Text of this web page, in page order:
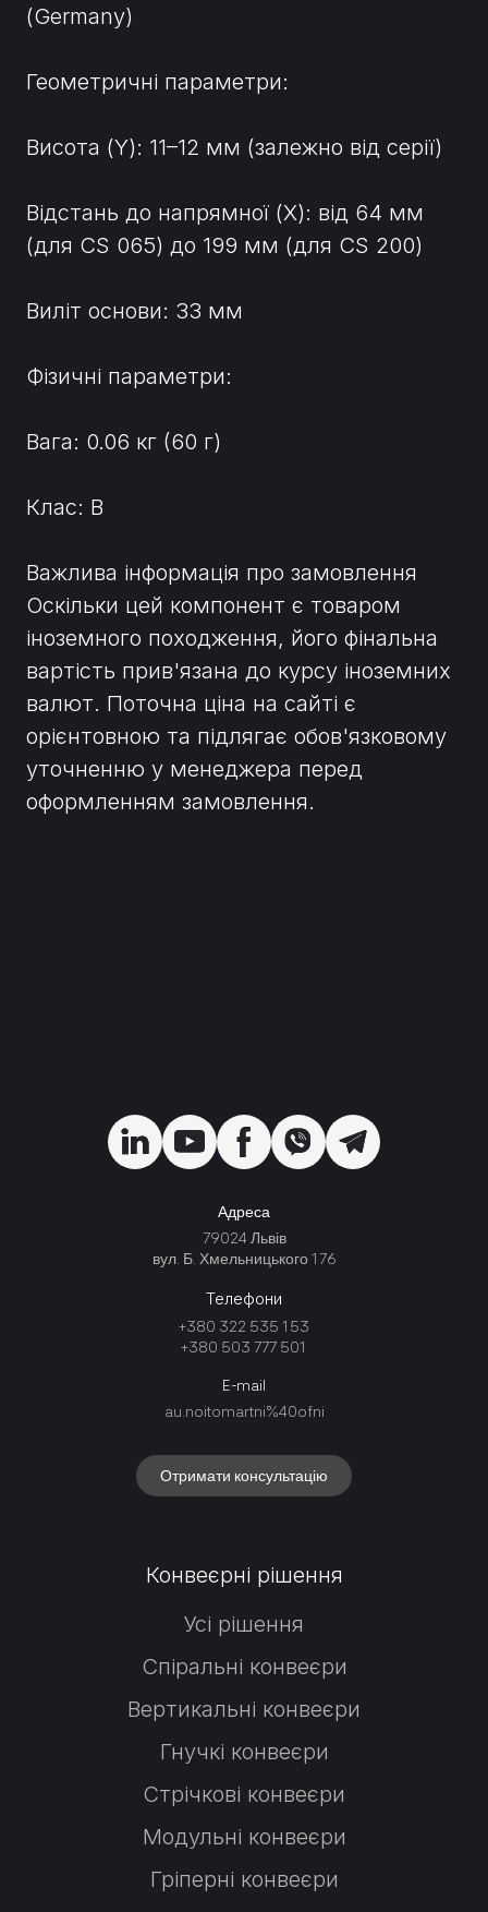
(Germany)
Геометричні параметри:
Висота (Y): 11–12 мм (залежно від серії)
Відстань до напрямної (X): від 64 мм
(для CS 065) до 199 мм (для CS 200)
Виліт основи: 33 мм
Фізичні параметри:
Вага: 0.06 кг (60 г)
Клас: B
Важлива інформація про замовлення
Оскільки цей компонент є товаром
іноземного походження, його фінальна
вартість прив'язана до курсу іноземних
валют. Поточна ціна на сайті є
орієнтовною та підлягає обов'язковому
уточненню у менеджера перед
оформленням замовлення.
Адреса
79024 Львів
вул. Б. Хмельницького 176
Телефони
+380 322 535 153
+380 503 777 501
E-mail
au.noitomartni%40ofni
Отримати консультацію
Конвеєрні рішення
Усі рішення
Спіральні конвеєри
Вертикальні конвеєри
Гнучкі конвеєри
Стрічкові конвеєри
Модульні конвеєри
Гріперні конвеєри